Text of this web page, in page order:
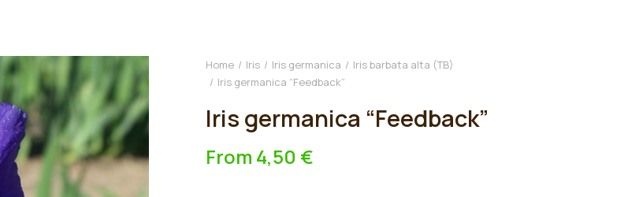
Home Iris Iris germanica
Iris barbata alta (TB)
Iris germanica “Feedback”
Iris germanica “Feedback”
From 4,50 €